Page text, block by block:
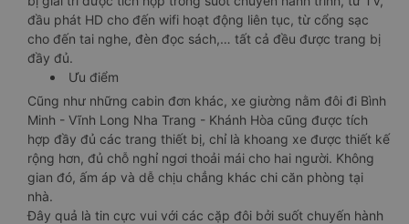
đầu phát HD cho đến wifi hoạt động liên tục, từ cổng sạc
cho đến tai nghe, đèn đọc sách,… tất cả đều được trang bị
đầy đủ.
Ưu điểm
Cũng như những cabin đơn khác, xe giường nằm đôi đi Bình
Minh - Vĩnh Long Nha Trang - Khánh Hòa cũng được tích
hợp đầy đủ các trang thiết bị, chỉ là khoang xe được thiết kế
rộng hơn, đủ chỗ nghỉ ngơi thoải mái cho hai người. Không
gian đó, ấm áp và dễ chịu chẳng khác chi căn phòng tại
nhà.
Đây quả là tin cực vui với các cặp đôi bởi suốt chuyến hành